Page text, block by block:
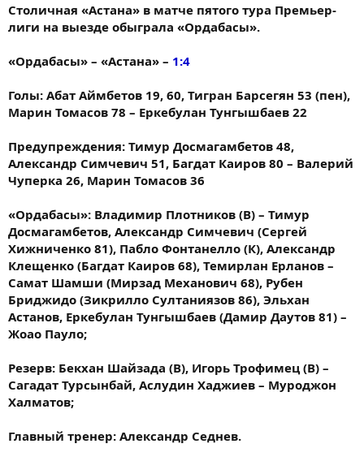
Столичная «Астана» в матче пятого тура Премьер-
лиги на выезде обыграла «Ордабасы».
«Ордабасы» – «Астана» – 1:4
Голы: Абат Аймбетов 19, 60, Тигран Барсегян 53 (пен),
Марин Томасов 78 – Еркебулан Тунгышбаев 22
Предупреждения: Тимур Досмагамбетов 48,
Александр Симчевич 51, Багдат Каиров 80 – Валерий
Чуперка 26, Марин Томасов 36
«Ордабасы»: Владимир Плотников (В) – Тимур
Досмагамбетов, Александр Симчевич (Сергей
Хижниченко 81), Пабло Фонтанелло (К), Александр
Клещенко (Багдат Каиров 68), Темирлан Ерланов –
Самат Шамши (Мирзад Механович 68), Рубен
Бриджидо (Зикрилло Султаниязов 86), Эльхан
Астанов, Еркебулан Тунгышбаев (Дамир Даутов 81) –
Жоао Пауло;
Резерв: Бекхан Шайзада (В), Игорь Трофимец (В) –
Сагадат Турсынбай, Аслудин Хаджиев – Муроджон
Халматов;
Главный тренер: Александр Седнев.